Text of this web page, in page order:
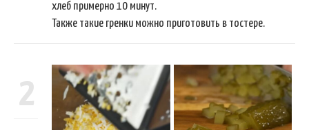
хлеб примерно 10 минут.
Также такие гренки можно приготовить в тостере.
2